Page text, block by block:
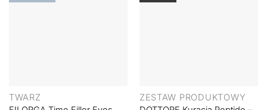
TWARZ
ZESTAW PRODUKTOWY